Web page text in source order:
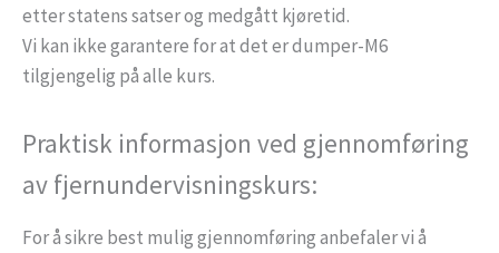
etter statens satser og medgått kjøretid.
Vi kan ikke garantere for at det er dumper-M6
tilgjengelig på alle kurs.
Praktisk informasjon ved gjennomføring
av fjernundervisningskurs:
For å sikre best mulig gjennomføring anbefaler vi å